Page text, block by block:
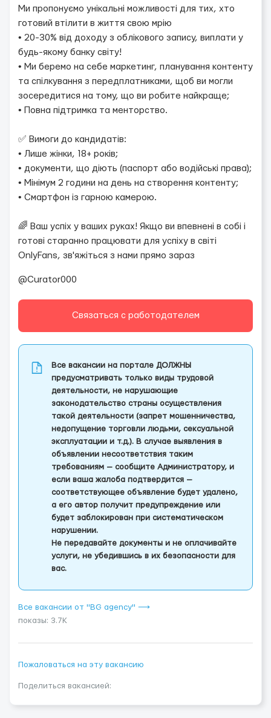
Ми пропонуємо унікальні можливості для тих, хто
готовий втілити в життя свою мрію
• 20-30% від доходу з облікового запису, виплати у
будь-якому банку світу!
• Ми беремо на себе маркетинг, планування контенту
та спілкування з передплатниками, щоб ви могли
зосередитися на тому, що ви робите найкраще;
• Повна підтримка та менторство.
✅ Вимоги до кандидатів:
• Лише жінки, 18+ років;
• документи, що діють (паспорт або водійські права);
• Мінімум 2 години на день на створення контенту;
• Смартфон із гарною камерою.
🌈 Ваш успіх у ваших руках! Якщо ви впевнені в собі і
готові старанно працювати для успіху в світі
OnlyFans, зв'яжіться з нами прямо зараз
@Curator000
Связаться с работодателем
Все вакансии на портале ДОЛЖНЫ
предусматривать только виды трудовой
деятельности, не нарушающие
законодательство страны осуществления
такой деятельности (запрет мошенничества,
недопущение торговли людьми, сексуальной
эксплуатации и т.д.). В случае выявления в
объявлении несоответствия таким
требованиям — сообщите Администратору, и
если ваша жалоба подтвердится —
соответствующее объявление будет удалено,
а его автор получит предупреждение или
будет заблокирован при систематическом
нарушении.
Не передавайте документы и не оплачивайте
услуги, не убедившись в их безопасности для
вас.
Все вакансии от "BG agency" ⟶
показы: 3.7K
Пожаловаться на эту вакансию
Поделиться вакансией: